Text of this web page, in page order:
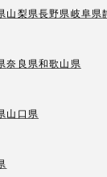
山梨県長野県岐阜県
奈良県和歌山県
山口県